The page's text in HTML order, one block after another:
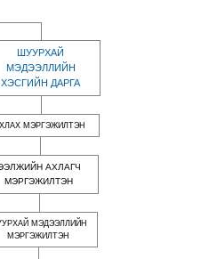
ШУУРХАЙ
МЭДЭЭЛЛИЙН
ХЭСГИЙН ДАРГА
МЭРГЭЖИЛТЭН
АХЛАГЧ
МЭРГЭЖИЛТЭН
МЭДЭЭЛЛИЙН
МЭРГЭЖИЛТЭН